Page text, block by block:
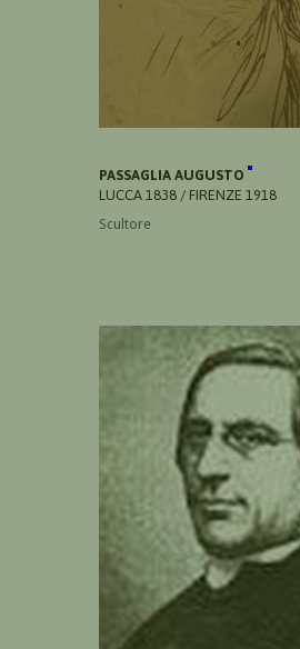
PASSAGLIA AUGUSTO
LUCCA 1838 / FIRENZE 1918
Scultore